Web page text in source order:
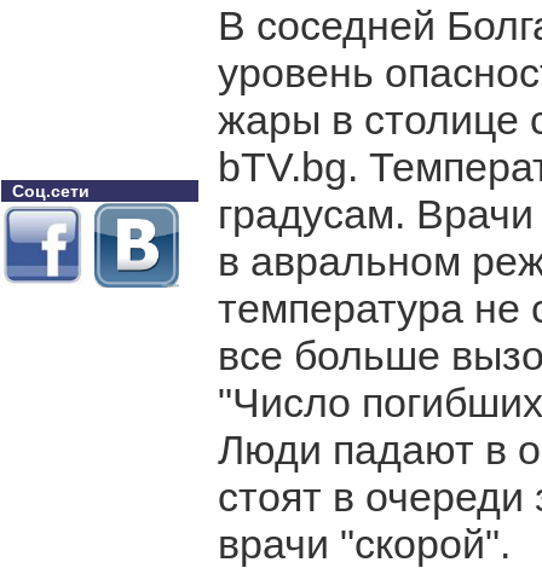
Соц.сети
В соседней
уровень
жары в столице
bTV.bg.
градусам.
в авральном
температура не
все больше
"Число
Люди падают в
стоят в
врачи "скорой".